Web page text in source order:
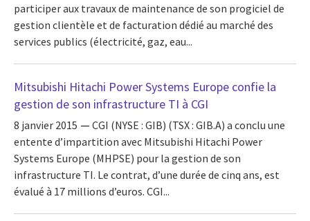
participer aux travaux de maintenance de son progiciel de
gestion clientèle et de facturation dédié au marché des
services publics (électricité, gaz, eau...
Mitsubishi Hitachi Power Systems Europe confie la
gestion de son infrastructure TI à CGI
8 janvier 2015
CGI (NYSE : GIB) (TSX : GIB.A) a conclu une
entente d’impartition avec Mitsubishi Hitachi Power
Systems Europe (MHPSE) pour la gestion de son
infrastructure TI. Le contrat, d’une durée de cinq ans, est
évalué à 17 millions d’euros. CGI...